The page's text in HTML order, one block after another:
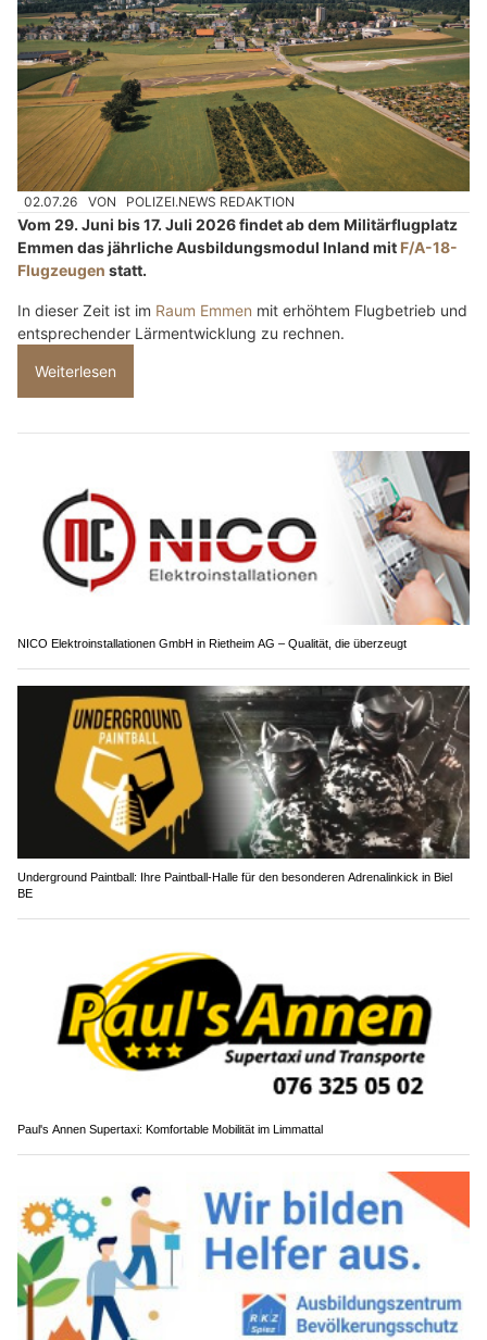
02.07.26 VON POLIZEI.NEWS REDAKTION
Vom 29. Juni bis 17. Juli 2026 findet ab dem Militärflugplatz
Emmen das jährliche Ausbildungsmodul Inland mit F/A-18-
Flugzeugen statt.
In dieser Zeit ist im Raum Emmen mit erhöhtem Flugbetrieb und
entsprechender Lärmentwicklung zu rechnen.
Weiterlesen
NICO Elektroinstallationen GmbH in Rietheim AG – Qualität, die überzeugt
Underground Paintball: Ihre Paintball-Halle für den besonderen Adrenalinkick in Biel
BE
Paul's Annen Supertaxi: Komfortable Mobilität im Limmattal